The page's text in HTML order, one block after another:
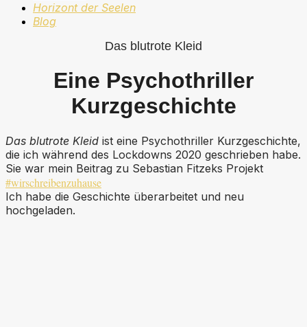
Horizont der Seelen
Blog
Das blutrote Kleid
Eine Psychothriller
Kurzgeschichte
Das blutrote Kleid ist eine Psychothriller Kurzgeschichte,
die ich während des Lockdowns 2020 geschrieben habe.
Sie war mein Beitrag zu Sebastian Fitzeks Projekt
#wirschreibenzuhause
Ich habe die Geschichte überarbeitet und neu
hochgeladen.